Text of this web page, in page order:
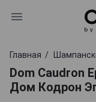
Главная
Dom Caudron
Дом Кодрон